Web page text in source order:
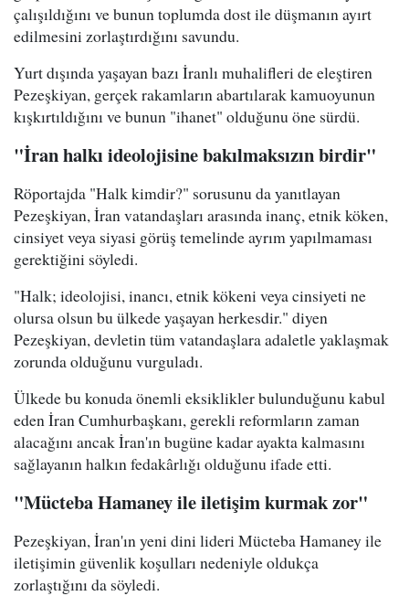
çalışıldığını ve bunun toplumda dost ile düşmanın ayırt
edilmesini zorlaştırdığını savundu.
Yurt dışında yaşayan bazı İranlı muhalifleri de eleştiren
Pezeşkiyan, gerçek rakamların abartılarak kamuoyunun
kışkırtıldığını ve bunun "ihanet" olduğunu öne sürdü.
"İran halkı ideolojisine bakılmaksızın birdir"
Röportajda "Halk kimdir?" sorusunu da yanıtlayan
Pezeşkiyan, İran vatandaşları arasında inanç, etnik köken,
cinsiyet veya siyasi görüş temelinde ayrım yapılmaması
gerektiğini söyledi.
"Halk; ideolojisi, inancı, etnik kökeni veya cinsiyeti ne
olursa olsun bu ülkede yaşayan herkesdir." diyen
Pezeşkiyan, devletin tüm vatandaşlara adaletle yaklaşmak
zorunda olduğunu vurguladı.
Ülkede bu konuda önemli eksiklikler bulunduğunu kabul
eden İran Cumhurbaşkanı, gerekli reformların zaman
alacağını ancak İran'ın bugüne kadar ayakta kalmasını
sağlayanın halkın fedakârlığı olduğunu ifade etti.
"Mücteba Hamaney ile iletişim kurmak zor"
Pezeşkiyan, İran'ın yeni dini lideri Mücteba Hamaney ile
iletişimin güvenlik koşulları nedeniyle oldukça
zorlaştığını da söyledi.